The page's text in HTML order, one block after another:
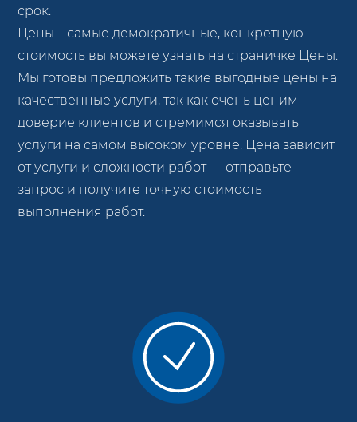
срок.
Цены – самые демократичные, конкретную
стоимость вы можете узнать на страничке Цены.
Мы готовы предложить такие выгодные цены на
качественные услуги, так как очень ценим
доверие клиентов и стремимся оказывать
услуги на самом высоком уровне. Цена зависит
от услуги и сложности работ — отправьте
запрос и получите точную стоимость
выполнения работ.